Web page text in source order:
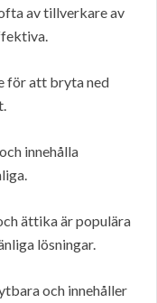
av tillverkare av
för att bryta ned
innehålla
ättika är populära
lösningar.
och innehåller